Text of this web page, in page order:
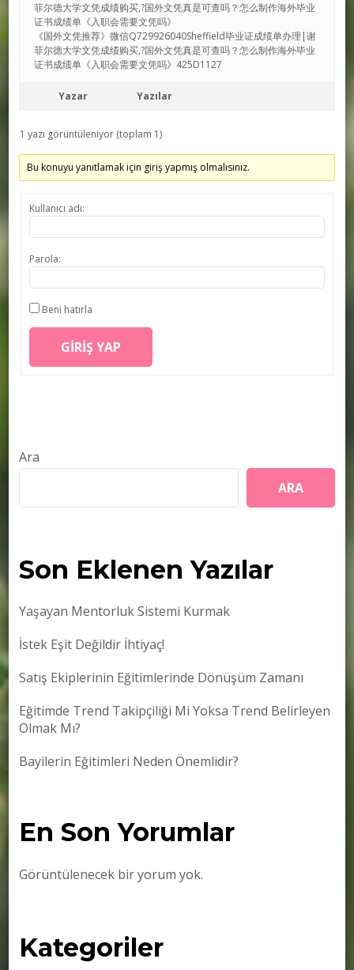
菲尔德大学文凭成绩购买,?国外文凭真是可查吗？怎么制作海外毕业
证书成绩单《入职会需要文凭吗》
《国外文凭推荐》微信Q729926040Sheffield毕业证成绩单办理|谢
菲尔德大学文凭成绩购买,?国外文凭真是可查吗？怎么制作海外毕业
证书成绩单《入职会需要文凭吗》425D1127
Yazar Yazılar
1 yazı görüntüleniyor (toplam 1)
Bu konuyu yanıtlamak için giriş yapmış olmalısınız.
Kullanıcı adı:
Parola:
Beni hatırla
GIRIŞ YAP
Ara
ARA
Son Eklenen Yazılar
Yaşayan Mentorluk Sistemi Kurmak
İstek Eşit Değildir İhtiyaç!
Satış Ekiplerinin Eğitimlerinde Dönüşüm Zamanı
Eğitimde Trend Takipçiliği Mi Yoksa Trend Belirleyen
Olmak Mı?
Bayilerin Eğitimleri Neden Önemlidir?
En Son Yorumlar
Görüntülenecek bir yorum yok.
Kategoriler